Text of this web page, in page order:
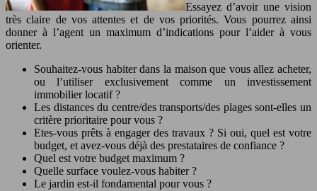
Essayez d’avoir une vision
très claire de vos attentes et de vos priorités. Vous pourrez ainsi
donner à l’agent un maximum d’indications pour l’aider à vous
orienter.
Souhaitez-vous habiter dans la maison que vous allez acheter,
ou l’utiliser exclusivement comme un investissement
immobilier locatif ?
Les distances du centre/des transports/des plages sont-elles un
critère prioritaire pour vous ?
Etes-vous prêts à engager des travaux ? Si oui, quel est votre
budget, et avez-vous déjà des prestataires de confiance ?
Quel est votre budget maximum ?
Quelle surface voulez-vous habiter ?
Le jardin est-il fondamental pour vous ?